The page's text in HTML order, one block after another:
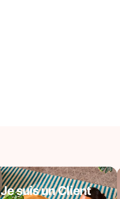
Je suis un Client